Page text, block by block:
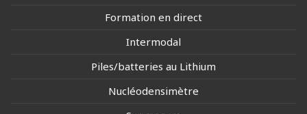
Formation en direct
Intermodal
Piles/batteries au Lithium
Nucléodensimètre